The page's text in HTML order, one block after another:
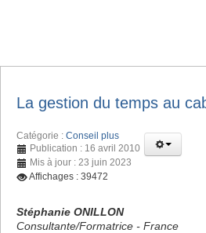
La gestion du temps au
Catégorie : Conseil plus
Publication : 16 avril 2010
Mis à jour : 23 juin 2023
Affichages : 39472
Stéphanie ONILLON
Consultante/Formatrice - France